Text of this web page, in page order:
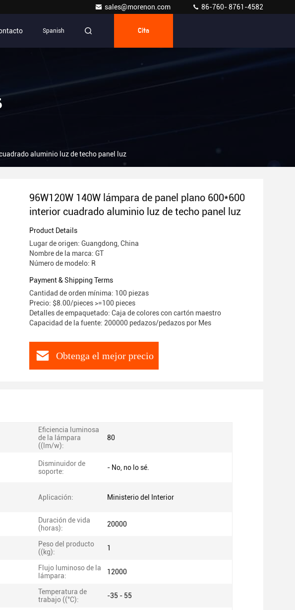
sales@morenon.com 86-760- 8761-4582
Spanish Cita
aluminio luz de techo panel luz
96W120W 140W lámpara de panel plano 600*600
interior cuadrado aluminio luz de techo panel luz
Product Details
Lugar de origen: Guangdong, China
Nombre de la marca: GT
Número de modelo: R
Payment & Shipping Terms
Cantidad de orden mínima: 100 piezas
Precio: $8.00/pieces >=100 pieces
Detalles de empaquetado: Caja de colores con cartón maestro
Capacidad de la fuente: 200000 pedazos/pedazos por Mes
Obtenga el mejor precio
Eficiencia luminosa
de la lámpara
((lm/w):
80
Disminuidor de
soporte:
- No, no lo sé.
Aplicación: Ministerio del Interior
Duración de vida
(horas):
20000
Peso del producto
((kg):
1
Flujo luminoso de la
lámpara:
12000
Temperatura de
trabajo ((°C):
-35 - 55